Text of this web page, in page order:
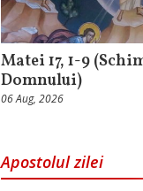
Matei 17, 1-9
Domnului)
06 Aug, 2026
Apostolul zilei